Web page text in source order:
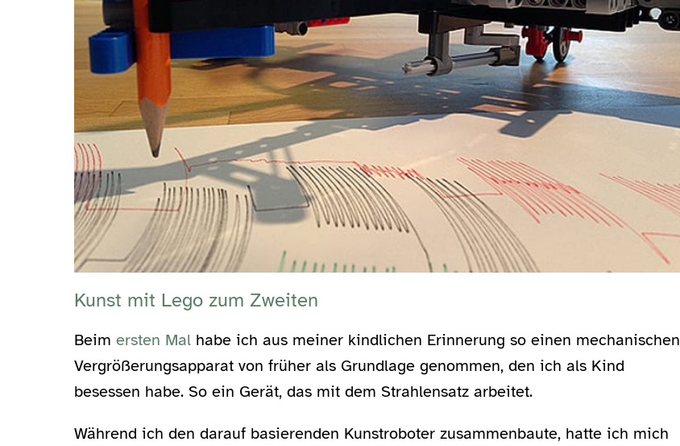
Kunst mit Lego zum Zweiten
Beim ersten Mal habe ich aus meiner kindlichen Erinnerung so einen mechanischen
Vergrößerungsapparat von früher als Grundlage genommen, den ich als Kind
besessen habe. So ein Gerät, das mit dem Strahlensatz arbeitet.
Während ich den darauf basierenden Kunstroboter zusammenbaute, hatte ich mich